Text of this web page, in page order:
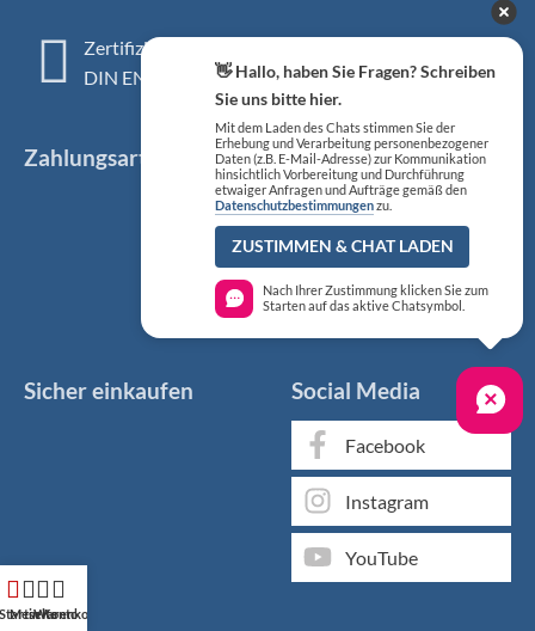
Zertifiziertes QM-System
DIN EN ISO 13485
Zahlungsarten
Sicher einkaufen Social Media
Facebook
Instagram
YouTube
Startseite
Mein Konto
Warenkorb
👋 Hallo, haben Sie Fragen? Schreiben
Sie uns bitte hier.
Mit dem Laden des Chats stimmen Sie der
Erhebung und Verarbeitung personenbezogener
Daten (z.B. E-Mail-Adresse) zur Kommunikation
hinsichtlich Vorbereitung und Durchführung
etwaiger Anfragen und Aufträge gemäß den
Datenschutzbestimmungenzu.
ZUSTIMMEN & CHAT LADEN
Nach Ihrer Zustimmung klicken Sie zum
Starten auf das aktive Chatsymbol.